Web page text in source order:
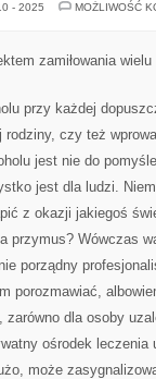
- 2025
MOŻLIWOŚĆ
zamiłowania wielu
przy każdej
czy też
jest nie do
jest dla ludzi.
z okazji jakiegoś
przymus? Wówczas
porządny
porozmawiać,
dla osoby
ośrodek
może